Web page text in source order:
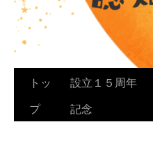
ン
トッ
プ
設立１５周年
記念